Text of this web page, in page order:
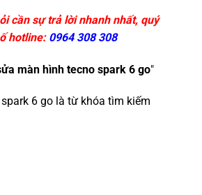
cần sự trả lời nhanh nhất, quý
hotline: 0964 308 308
màn hình tecno spark 6 go"
6 go là từ khóa tìm kiếm